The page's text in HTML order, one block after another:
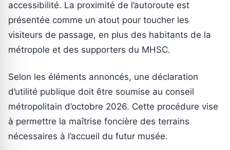
accessibilité. La proximité de l’autoroute est
présentée comme un atout pour toucher les
visiteurs de passage, en plus des habitants de la
métropole et des supporters du MHSC.
Selon les éléments annoncés, une déclaration
d’utilité publique doit être soumise au conseil
métropolitain d’octobre 2026. Cette procédure vise
à permettre la maîtrise foncière des terrains
nécessaires à l’accueil du futur musée.